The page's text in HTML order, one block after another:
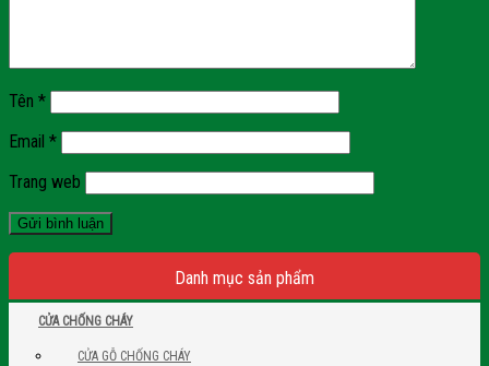
Tên *
Email *
Trang web
Danh mục sản phẩm
CỬA CHỐNG CHÁY
CỬA GỖ CHỐNG CHÁY